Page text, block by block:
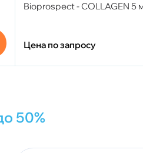
Bioprospect - COLLAGEN 5
Цена по запросу
50%